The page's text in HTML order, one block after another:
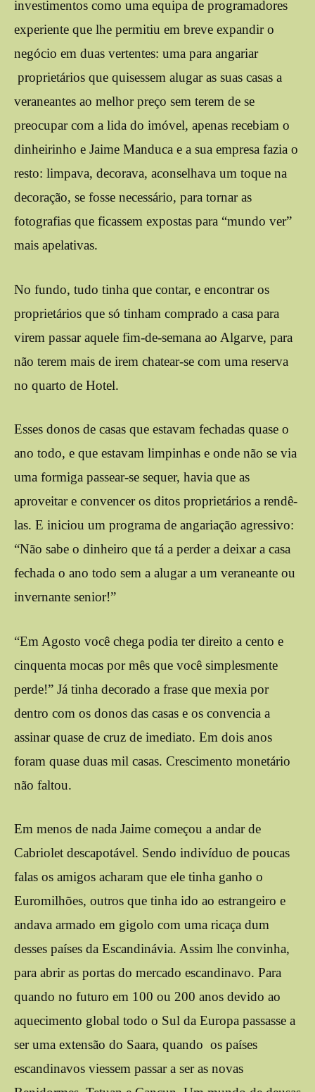
investimentos como uma equipa de programadores
experiente que lhe permitiu em breve expandir o
negócio em duas vertentes: uma para angariar
proprietários que quisessem alugar as suas casas a
veraneantes ao melhor preço sem terem de se
preocupar com a lida do imóvel, apenas recebiam o
dinheirinho e Jaime Manduca e a sua empresa fazia o
resto: limpava, decorava, aconselhava um toque na
decoração, se fosse necessário, para tornar as
fotografias que ficassem expostas para “mundo ver”
mais apelativas.
No fundo, tudo tinha que contar, e encontrar os
proprietários que só tinham comprado a casa para
virem passar aquele fim-de-semana ao Algarve, para
não terem mais de irem chatear-se com uma reserva
no quarto de Hotel.
Esses donos de casas que estavam fechadas quase o
ano todo, e que estavam limpinhas e onde não se via
uma formiga passear-se sequer, havia que as
aproveitar e convencer os ditos proprietários a rendê-
las. E iniciou um programa de angariação agressivo:
“Não sabe o dinheiro que tá a perder a deixar a casa
fechada o ano todo sem a alugar a um veraneante ou
invernante senior!”
“Em Agosto você chega podia ter direito a cento e
cinquenta mocas por mês que você simplesmente
perde!” Já tinha decorado a frase que mexia por
dentro com os donos das casas e os convencia a
assinar quase de cruz de imediato. Em dois anos
foram quase duas mil casas. Crescimento monetário
não faltou.
Em menos de nada Jaime começou a andar de
Cabriolet descapotável. Sendo indivíduo de poucas
falas os amigos acharam que ele tinha ganho o
Euromilhões, outros que tinha ido ao estrangeiro e
andava armado em gigolo com uma ricaça dum
desses países da Escandinávia. Assim lhe convinha,
para abrir as portas do mercado escandinavo. Para
quando no futuro em 100 ou 200 anos devido ao
aquecimento global todo o Sul da Europa passasse a
ser uma extensão do Saara, quando os países
escandinavos viessem passar a ser as novas